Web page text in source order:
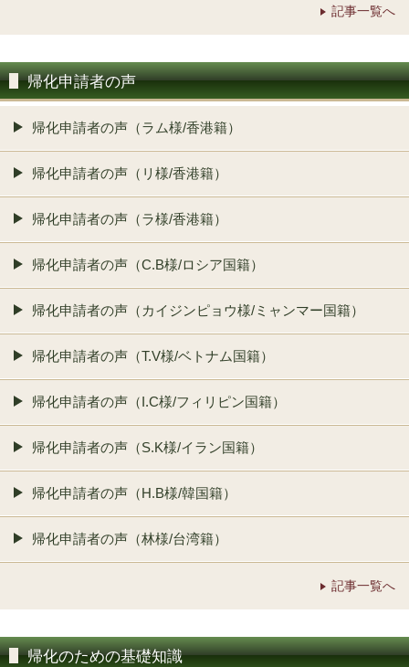
記事一覧へ
帰化申請者の声
帰化申請者の声（ラム様/香港籍）
帰化申請者の声（リ様/香港籍）
帰化申請者の声（ラ様/香港籍）
帰化申請者の声（C.B様/ロシア国籍）
帰化申請者の声（カイジンピョウ様/ミャンマー国籍）
帰化申請者の声（T.V様/ベトナム国籍）
帰化申請者の声（I.C様/フィリピン国籍）
帰化申請者の声（S.K様/イラン国籍）
帰化申請者の声（H.B様/韓国籍）
帰化申請者の声（林様/台湾籍）
記事一覧へ
帰化のための基礎知識